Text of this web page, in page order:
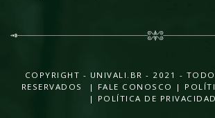
COPYRIGHT - UNIVALI.BR - 2021 -
RESERVADOS |
FALE CONOSCO |
| POLÍTICA DE